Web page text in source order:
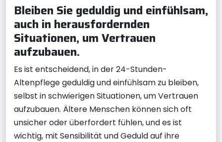
Bleiben Sie geduldig und einfühlsam,
auch in herausfordernden
Situationen, um Vertrauen
aufzubauen.
Es ist entscheidend, in der 24-Stunden-
Altenpflege geduldig und einfühlsam zu bleiben,
selbst in schwierigen Situationen, um Vertrauen
aufzubauen. Ältere Menschen können sich oft
unsicher oder überfordert fühlen, und es ist
wichtig, mit Sensibilität und Geduld auf ihre